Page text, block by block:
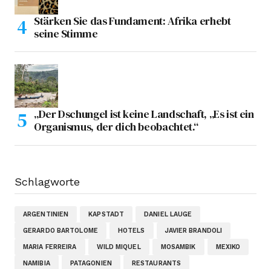
Stärken Sie das Fundament: Afrika erhebt
seine Stimme
„Der Dschungel ist keine Landschaft, „Es ist ein
Organismus, der dich beobachtet.“
Schlagworte
ARGENTINIEN KAPSTADT DANIEL LAUGE
GERARDO BARTOLOME HOTELS JAVIER BRANDOLI
MARIA FERREIRA WILD MIQUEL MOSAMBIK MEXIKO
NAMIBIA PATAGONIEN RESTAURANTS